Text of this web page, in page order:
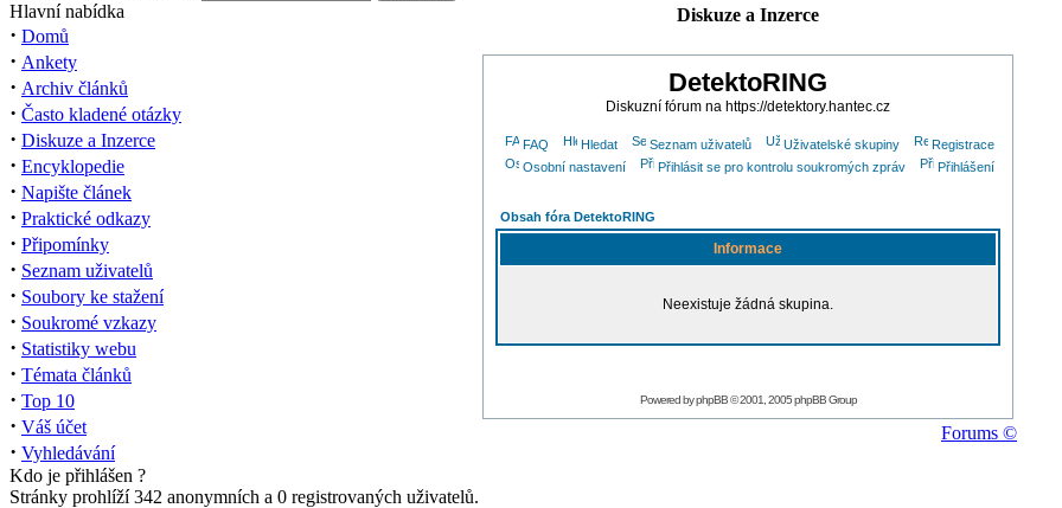
Hlavní nabídka
· Domů
· Ankety
· Archiv článků
· Často kladené otázky
· Diskuze a Inzerce
· Encyklopedie
· Napište článek
· Praktické odkazy
· Připomínky
· Seznam uživatelů
· Soubory ke stažení
· Soukromé vzkazy
· Statistiky webu
· Témata článků
· Top 10
· Váš účet
· Vyhledávání
Kdo je přihlášen ?
Stránky prohlíží 342 anonymních a 0 registrovaných uživatelů.
Diskuze a Inzerce
DetektoRING
Diskuzní fórum na https://detektory.hantec.cz
FAQ Hledat Seznam uživatelů Uživatelské skupiny
Registrace
Osobní nastavení
Přihlásit se pro kontrolu soukromých zpráv Přihlášení
Obsah fóra DetektoRING
Informace
Neexistuje žádná skupina.
Powered byphpBB© 2001, 2005 phpBB Group
Forums ©